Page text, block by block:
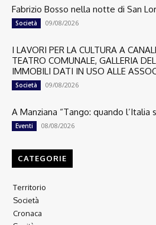
Fabrizio Bosso nella notte di San
Società 09/08/2026
I LAVORI PER LA CULTURA A
TEATRO COMUNALE, GALLERIA
IMMOBILI DATI IN USO ALLE
Società 09/08/2026
A Manziana “Tango: quando l’Italia
Eventi 08/08/2026
CATEGORIE
Territorio
Società
Cronaca